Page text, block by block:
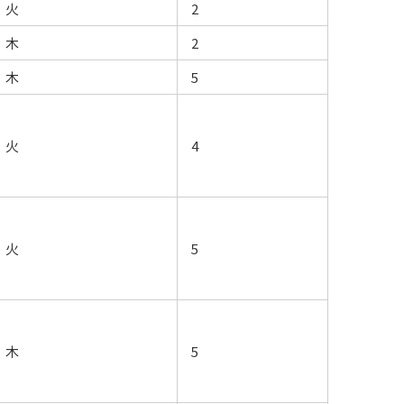
火
2
木
2
木
5
火 4
火
5
木
5